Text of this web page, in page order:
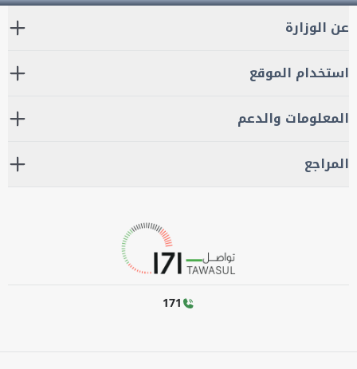
عن الوزارة
استخدام الموقع
المعلومات والدعم
المراجع
171